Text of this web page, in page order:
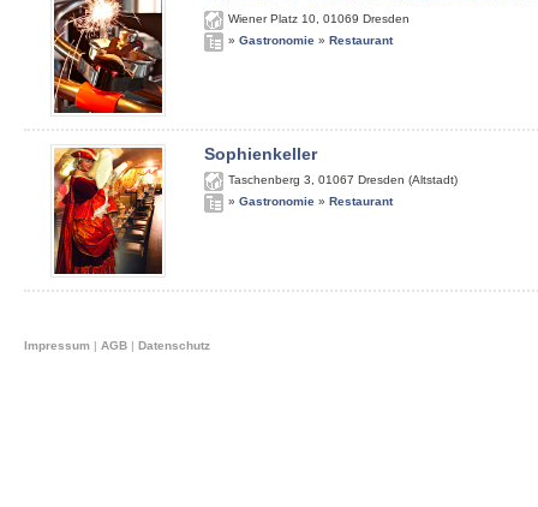
Wiener Platz 10 01069 Dresden
» Gastronomie » Restaurant
Sophienkeller
Taschenberg 3 01067 Dresden (Altstadt)
» Gastronomie » Restaurant
Impressum | AGB | Datenschutz